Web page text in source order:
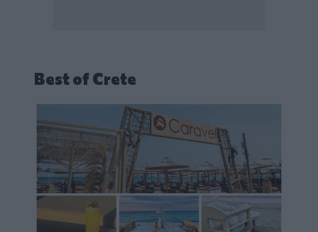
Best of Crete